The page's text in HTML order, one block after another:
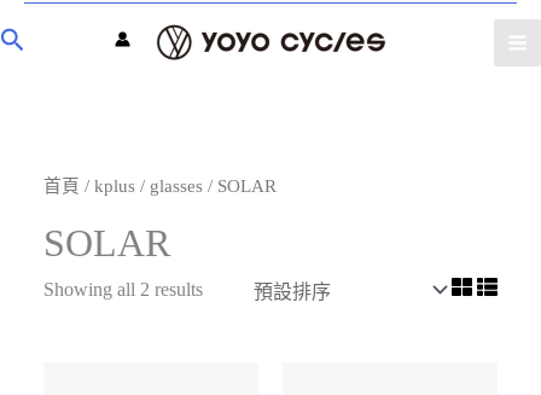
首頁 / kplus / glasses / SOLAR
SOLAR
Showing all 2 results